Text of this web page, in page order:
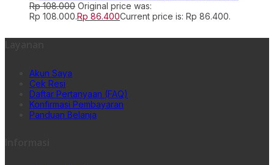
Rp108.000 Original price was:
Rp 108.000.Rp 86.400Current price is: Rp 86.400.
Akun Saya
Cek Resi
Daftar Pertanyaan (FAQ)
Konfirmasi Pembayaran
Panduan Belanja